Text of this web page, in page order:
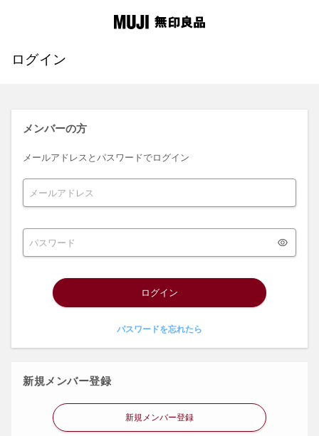
ログイン
メンバーの方
メールアドレスとパスワードでログイン
ログイン
パスワードを忘れたら
新規メンバー登録
新規メンバー登録